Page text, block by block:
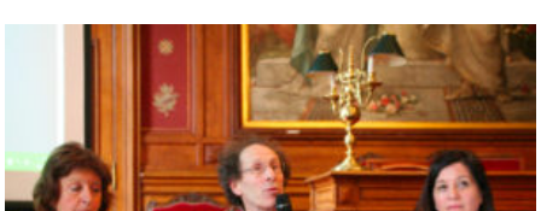
極的に参加していた。「事 [...]